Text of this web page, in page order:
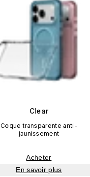
Clear
Coque transparente anti-
jaunissement
Acheter
En savoir plus